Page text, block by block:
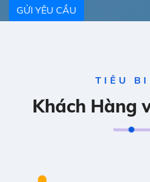
GỬI YÊU CẦU
TIÊU
Khách Hàng